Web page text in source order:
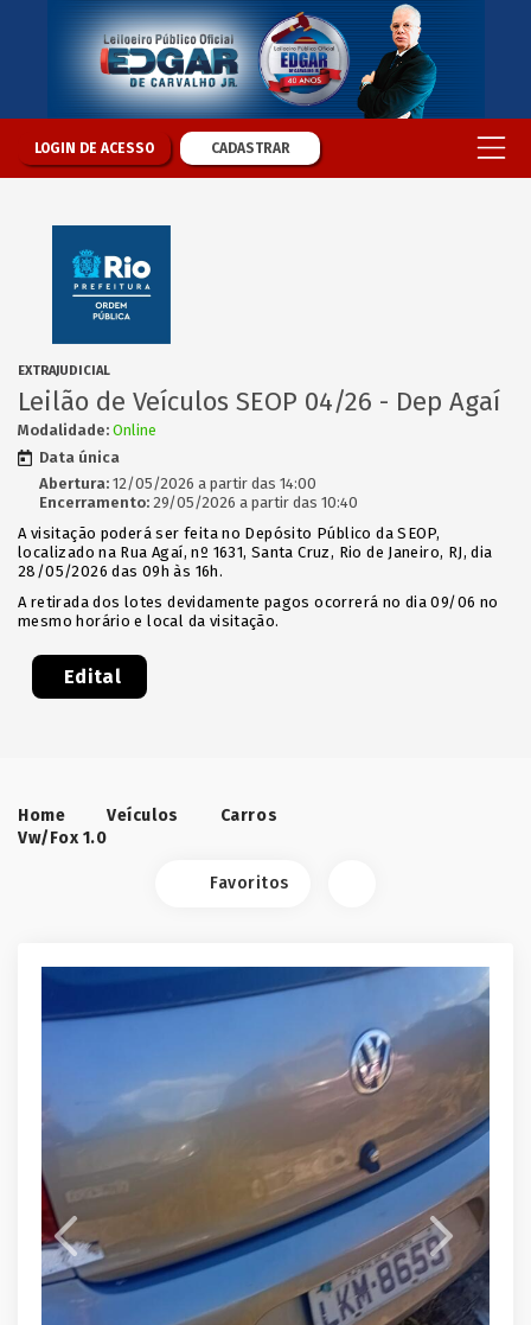
LOGIN DE ACESSO CADASTRAR
EXTRAJUDICIAL
Leilão de Veículos SEOP 04/26 - Dep Agaí
Modalidade: Online
Data única
Abertura: 12/05/2026 a partir das 14:00
Encerramento: 29/05/2026 a partir das 10:40
A visitação poderá ser feita no Depósito Público da SEOP,
localizado na Rua Agaí, nº 1631, Santa Cruz, Rio de Janeiro, RJ, dia
28/05/2026 das 09h às 16h.
A retirada dos lotes devidamente pagos ocorrerá no dia 09/06 no
mesmo horário e local da visitação.
Edital
Home Veículos
Carros
Vw/Fox 1.0
Favoritos